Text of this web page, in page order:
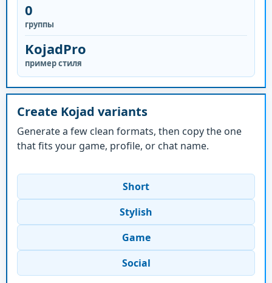
0
группы
KojadPro
пример стиля
Create Kojad variants
Generate a few clean formats, then copy the one
that fits your game, profile, or chat name.
Short
Stylish
Game
Social